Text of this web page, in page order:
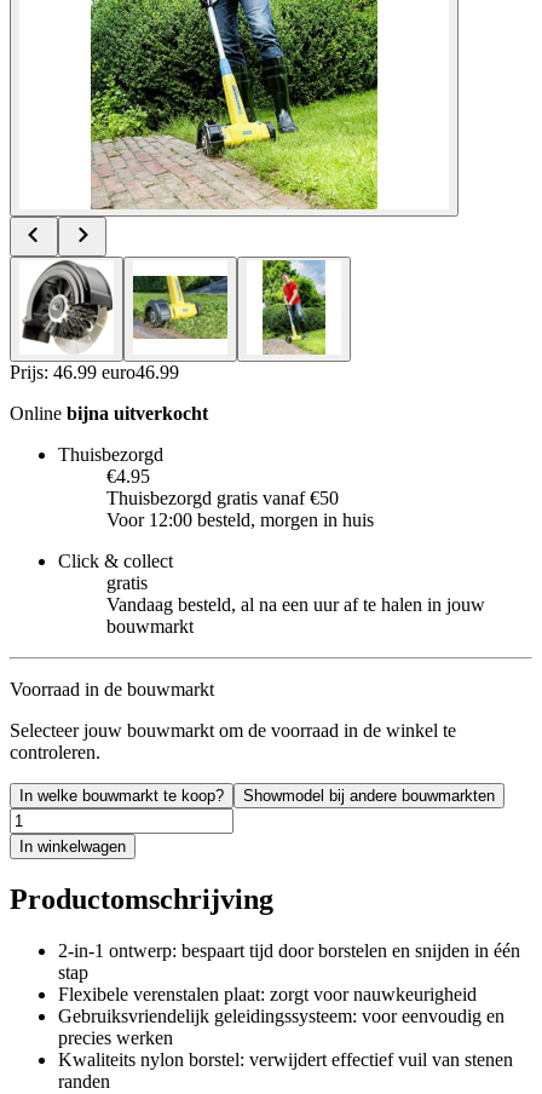
Prijs: 46.99 euro46.99
Online bijna uitverkocht
Thuisbezorgd
€4.95
Thuisbezorgd gratis vanaf €50
Voor 12:00 besteld, morgen in huis
Click & collect
gratis
Vandaag besteld, al na een uur af te halen in jouw
bouwmarkt
Voorraad in de bouwmarkt
Selecteer jouw bouwmarkt om de voorraad in de winkel te
controleren.
In welke bouwmarkt te koop? Showmodel bij andere bouwmarkten
In winkelwagen
Productomschrijving
2-in-1 ontwerp: bespaart tijd door borstelen en snijden in één
stap
Flexibele verenstalen plaat: zorgt voor nauwkeurigheid
Gebruiksvriendelijk geleidingssysteem: voor eenvoudig en
precies werken
Kwaliteits nylon borstel: verwijdert effectief vuil van stenen
randen